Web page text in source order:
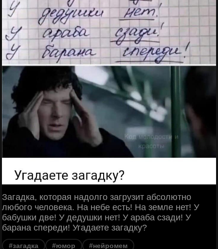
Загадка, которая надолго загрузит абсолютно
любого человека. На небе есть! На земле нет! У
бабушки две! У дедушки нет! У араба сзади! У
барана спереди! Угадаете загадку?
#загадка #юмор #нейромем